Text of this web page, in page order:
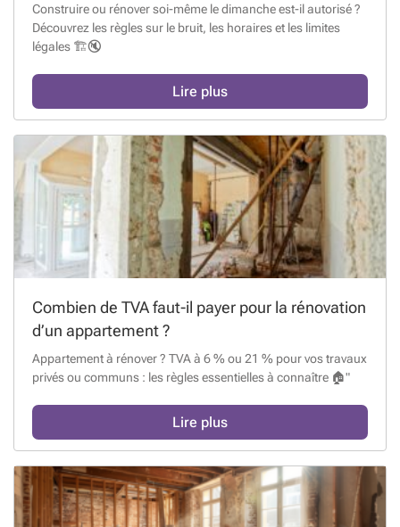
Construire ou rénover soi-même le dimanche est-il autorisé ?
Découvrez les règles sur le bruit, les horaires et les limites
légales 🏗️🔇
Lire plus
Combien de TVA faut-il payer pour la rénovation
d’un appartement ?
Appartement à rénover ? TVA à 6 % ou 21 % pour vos travaux
privés ou communs : les règles essentielles à connaître 🏠"
Lire plus